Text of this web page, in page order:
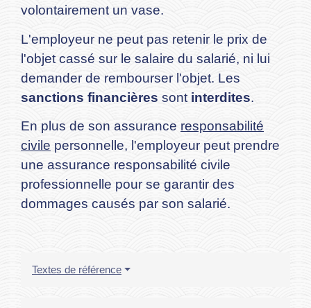
volontairement un vase.
L'employeur ne peut pas retenir le prix de
l'objet cassé sur le salaire du salarié, ni lui
demander de rembourser l'objet. Les
sanctions financières sont interdites.
En plus de son assurance responsabilité
civile personnelle, l'employeur peut prendre
une assurance responsabilité civile
professionnelle pour se garantir des
dommages causés par son salarié.
Textes de référence